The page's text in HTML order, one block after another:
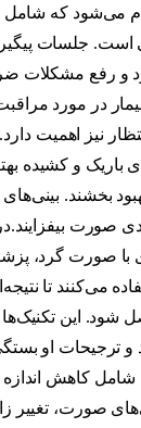
می‌شود که شامل
است. جلسات
و رفع
در مورد
نیز اهمیت
باریک و کشیده
بخشند.
صورت
با صورت گرد،
می‌کنند تا
شود. این
و ترجیحات او
شامل کاهش اندازه
صورت، تغییر